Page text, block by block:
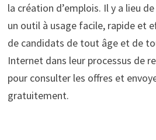
la création d’emplois. Il y a lieu
un outil à usage facile, rapide et
de candidats de tout âge et de
Internet dans leur processus de
pour consulter les offres et
gratuitement.